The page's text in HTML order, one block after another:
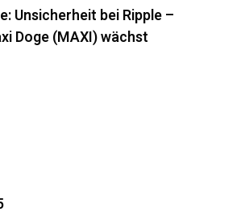
Unsicherheit bei Ripple –
Doge (MAXI) wächst